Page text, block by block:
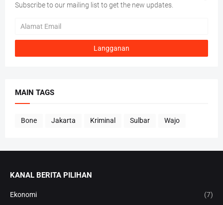
Subscribe to our mailing list to get the new updates.
MAIN TAGS
Bone Jakarta Kriminal Sulbar Wajo
KANAL BERITA PILIHAN
Ekonomi (7)